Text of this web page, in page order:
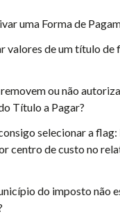
uma Forma de
valores de um título de
ou não
Título a Pagar?
selecionar a flag:
centro de custo no
do imposto não